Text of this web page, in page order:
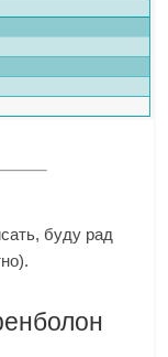
буду рад